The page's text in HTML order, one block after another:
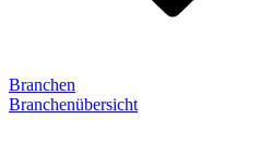
Branchen
Branchenübersicht